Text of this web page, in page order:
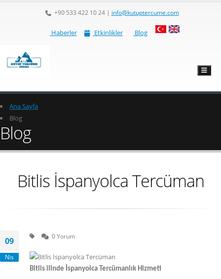
+90 533 422 10 24| info@kutuptercume.com
Haberler Etkinlikler Blog
Ana Sayfa
Blog
Blog
Bitlis İspanyolca Tercüman
09
Nis
0 Yorum
Bitlis ilinde İspanyolca Tercümanlık Hizmeti